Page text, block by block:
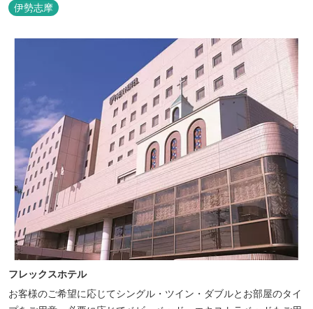
伊勢志摩
フレックスホテル
お客様のご希望に応じてシングル・ツイン・ダブルとお部屋のタイ